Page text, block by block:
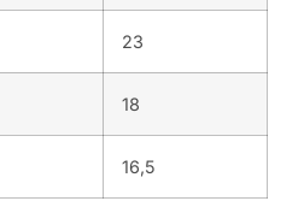
23
18
16,5